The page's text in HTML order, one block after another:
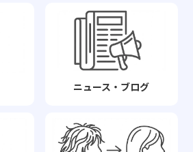
ニュース・ブログ